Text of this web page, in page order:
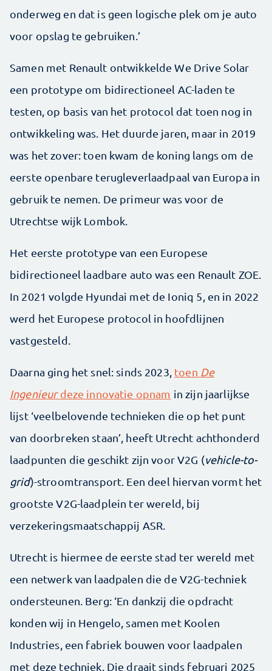
onderweg en dat is geen logische plek om je auto
voor opslag te gebruiken.’
Samen met Renault ontwikkelde We Drive Solar
een prototype om bidirectioneel AC-laden te
testen, op basis van het protocol dat toen nog in
ontwikkeling was. Het duurde jaren, maar in 2019
was het zover: toen kwam de koning langs om de
eerste openbare terugleverlaadpaal van Europa in
gebruik te nemen. De primeur was voor de
Utrechtse wijk Lombok.
Het eerste prototype van een Europese
bidirectioneel laadbare auto was een Renault ZOE.
In 2021 volgde Hyundai met de Ioniq 5, en in 2022
werd het Europese protocol in hoofdlijnen
vastgesteld.
Daarna ging het snel: sinds 2023, toen De
Ingenieurdeze innovatie opnam in zijn jaarlijkse
lijst ‘veelbelovende technieken die op het punt
van doorbreken staan’, heeft Utrecht achthonderd
laadpunten die geschikt zijn voor V2G (vehicle-to-
grid)-stroomtransport. Een deel hiervan vormt het
grootste V2G-laadplein ter wereld, bij
verzekeringsmaatschappij ASR.
Utrecht is hiermee de eerste stad ter wereld met
een netwerk van laadpalen die de V2G-techniek
ondersteunen. Berg: ‘En dankzij die opdracht
konden wij in Hengelo, samen met Koolen
Industries, een fabriek bouwen voor laadpalen
met deze techniek. Die draait sinds februari 2025